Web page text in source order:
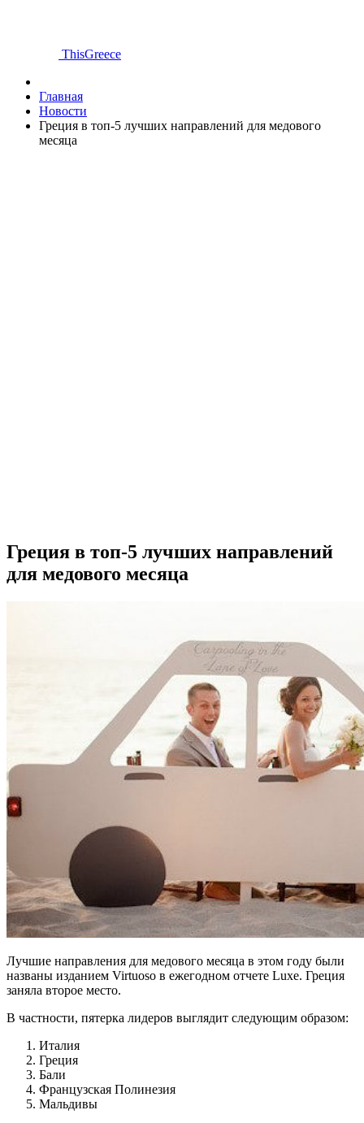
ThisGreece
Главная
Новости
Греция в топ-5 лучших направлений для медового
месяца
Греция в топ-5 лучших направлений
для медового месяца
Лучшие направления для медового месяца в этом году были
названы изданием Virtuoso в ежегодном отчете Luxe. Греция
заняла второе место.
В частности, пятерка лидеров выглядит следующим образом:
Италия
Греция
Бали
Французская Полинезия
Мальдивы